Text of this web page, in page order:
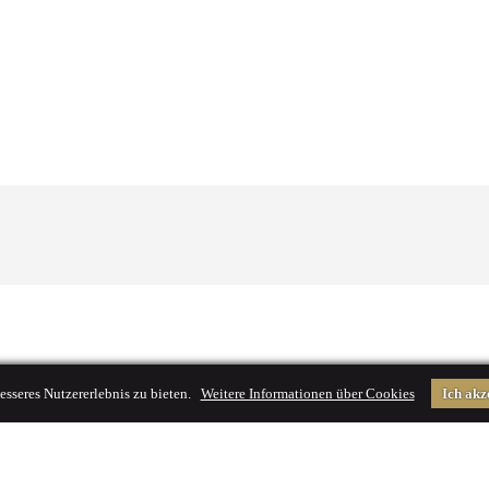
Nutzererlebnis zu bieten. Weitere Informationen über Cookies Ich